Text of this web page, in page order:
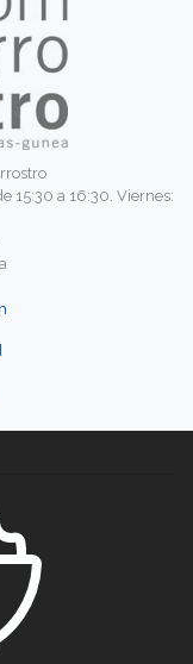
15:30 a 16:30. Viernes: